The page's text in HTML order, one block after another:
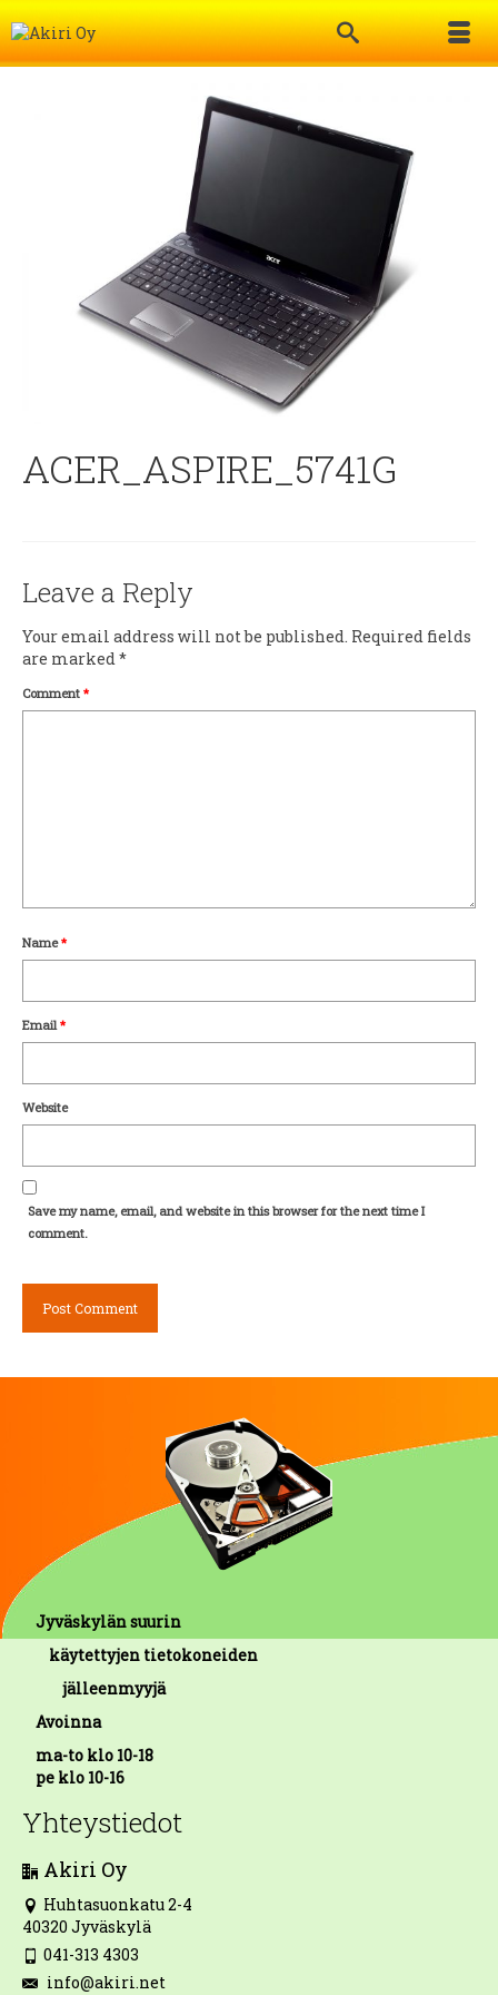
ACER_ASPIRE_5741G
Leave a Reply
Your email address will not be published. Required fields
are marked*
Comment *
Name*
Email*
Website
Save my name, email, and website in this browser for the next time I
comment.
Jyväskylän suurin
käytettyjen tietokoneiden
jälleenmyyjä
Avoinna
ma-to klo 10-18
pe klo 10-16
Yhteystiedot
Akiri Oy
Huhtasuonkatu 2-4
40320 Jyväskylä
041-313 4303
info@akiri.net